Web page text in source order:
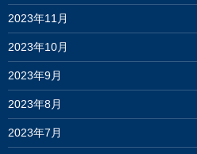
2023年11月
2023年10月
2023年9月
2023年8月
2023年7月